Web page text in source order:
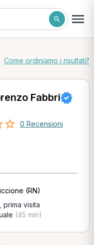
Come ordiniamo i risultati?
Fabbri
0 Recensioni
(RN)
prima visita
(45 min)